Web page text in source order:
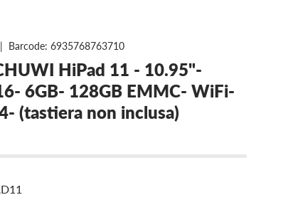
| Barcode: 6935768763710
HiPad 11 - 10.95"-
6GB- 128GB EMMC- WiFi-
(tastiera non inclusa)